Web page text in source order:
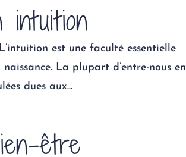
est une faculté essentielle
La plupart d’entre-nous en
dues aux...
être